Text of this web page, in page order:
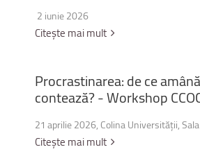
2 iunie 2026
Citește mai mult
Procrastinarea:dece
contează?-Workshop
21 aprilie 2026, Colina Universității,
Citește mai mult